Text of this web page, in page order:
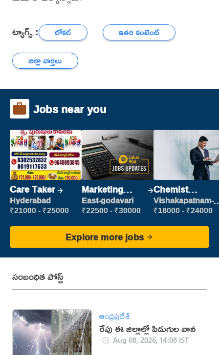
ట్యాగ్స్ : లోకల్
ఇతర కంటెంట్
జిల్లా వార్తలు
Jobs near you
Care Taker
Hyderabad
₹21000 - ₹25000
Marketing
Executive
East-godavari
₹22500 - ₹30000
Chemist
Production
Executive
Vishakapatnam-
new
₹18000 - ₹24000
Explore more jobs
సంబంధిత పోస్ట్
ఆంధ్రప్రదేశ్
రేపు ఈ జిల్లాల్లో పిడుగుల వాన
Aug 08, 2026, 14:08 IST